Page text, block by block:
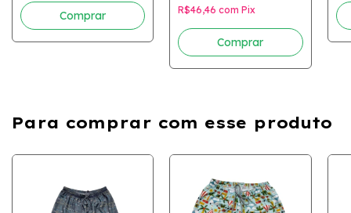
Comprar
R$46,46com Pix
Comprar
Para comprar com esse produto